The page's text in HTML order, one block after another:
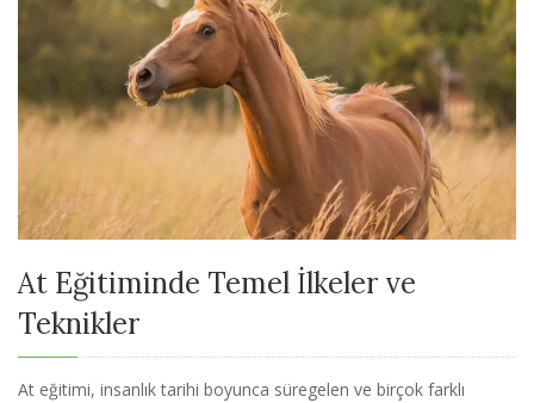
At Eğitiminde Temel İlkeler ve
Teknikler
At eğitimi, insanlık tarihi boyunca süregelen ve birçok farklı